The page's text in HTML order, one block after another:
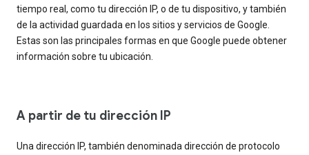
tiempo real, como tu dirección IP, o de tu dispositivo, y también
de la actividad guardada en los sitios y servicios de Google.
Estas son las principales formas en que Google puede obtener
información sobre tu ubicación.
A partir de tu dirección IP
Una dirección IP, también denominada dirección de protocolo